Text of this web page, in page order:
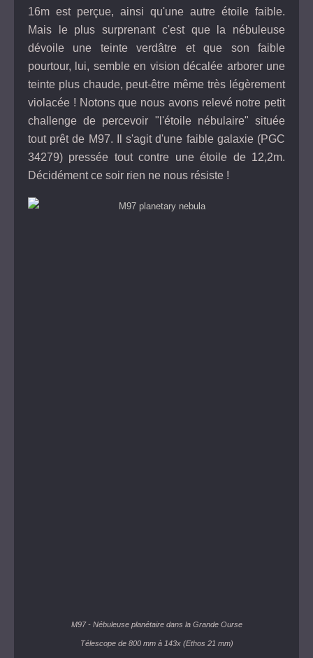
16m est perçue, ainsi qu'une autre étoile faible.
Mais le plus surprenant c'est que la nébuleuse
dévoile une teinte verdâtre et que son faible
pourtour, lui, semble en vision décalée arborer une
teinte plus chaude, peut-être même très légèrement
violacée ! Notons que nous avons relevé notre petit
challenge de percevoir "l'étoile nébulaire" située
tout prêt de M97. Il s'agit d'une faible galaxie (PGC
34279) pressée tout contre une étoile de 12,2m.
Décidément ce soir rien ne nous résiste !
M97 - Nébuleuse planétaire dans la Grande Ourse
Télescope de 800 mm à 143x (Ethos 21 mm)